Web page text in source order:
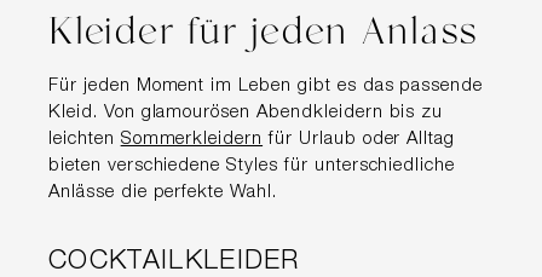
Kleider für jeden Anlass
Für jeden Moment im Leben gibt es das passende
Kleid. Von glamourösen Abendkleidern bis zu
leichten Sommerkleidern für Urlaub oder Alltag
bieten verschiedene Styles für unterschiedliche
Anlässe die perfekte Wahl.
COCKTAILKLEIDER